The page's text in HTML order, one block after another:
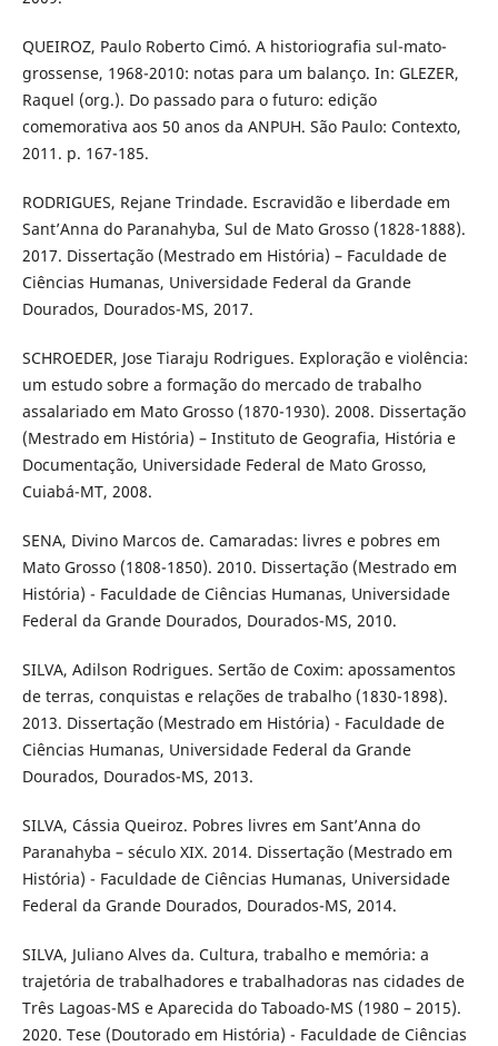
QUEIROZ, Paulo Roberto Cimó. A historiografia sul-mato-
grossense, 1968-2010: notas para um balanço. In: GLEZER,
Raquel (org.). Do passado para o futuro: edição
comemorativa aos 50 anos da ANPUH. São Paulo: Contexto,
2011. p. 167-185.
RODRIGUES, Rejane Trindade. Escravidão e liberdade em
Sant’Anna do Paranahyba, Sul de Mato Grosso (1828-1888).
2017. Dissertação (Mestrado em História) – Faculdade de
Ciências Humanas, Universidade Federal da Grande
Dourados, Dourados-MS, 2017.
SCHROEDER, Jose Tiaraju Rodrigues. Exploração e violência:
um estudo sobre a formação do mercado de trabalho
assalariado em Mato Grosso (1870-1930). 2008. Dissertação
(Mestrado em História) – Instituto de Geografia, História e
Documentação, Universidade Federal de Mato Grosso,
Cuiabá-MT, 2008.
SENA, Divino Marcos de. Camaradas: livres e pobres em
Mato Grosso (1808-1850). 2010. Dissertação (Mestrado em
História) - Faculdade de Ciências Humanas, Universidade
Federal da Grande Dourados, Dourados-MS, 2010.
SILVA, Adilson Rodrigues. Sertão de Coxim: apossamentos
de terras, conquistas e relações de trabalho (1830-1898).
2013. Dissertação (Mestrado em História) - Faculdade de
Ciências Humanas, Universidade Federal da Grande
Dourados, Dourados-MS, 2013.
SILVA, Cássia Queiroz. Pobres livres em Sant’Anna do
Paranahyba – século XIX. 2014. Dissertação (Mestrado em
História) - Faculdade de Ciências Humanas, Universidade
Federal da Grande Dourados, Dourados-MS, 2014.
SILVA, Juliano Alves da. Cultura, trabalho e memória: a
trajetória de trabalhadores e trabalhadoras nas cidades de
Três Lagoas-MS e Aparecida do Taboado-MS (1980 – 2015).
2020. Tese (Doutorado em História) - Faculdade de Ciências